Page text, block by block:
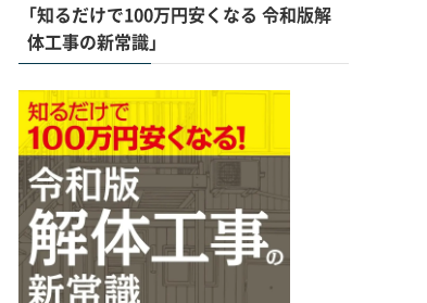
「知るだけで100万円安くなる 令和版解
体工事の新常識」